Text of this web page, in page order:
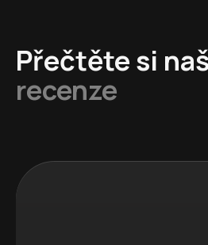
Přečtěte si
recenze